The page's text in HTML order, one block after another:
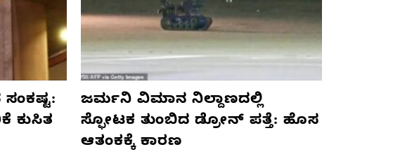
ಕುಸಿತ
ಜರ್ಮನಿ ವಿಮಾನ ನಿಲ್ದಾಣದಲ್ಲಿ
ಸ್ಫೋಟಕ ತುಂಬಿದ ಡ್ರೋನ್ ಪತ್ತೆ: ಹೊಸ
ಆತಂಕಕ್ಕೆ ಕಾರಣ